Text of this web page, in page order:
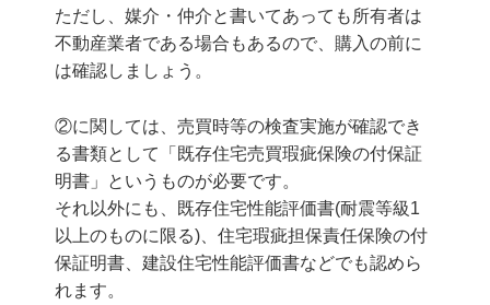
ただし、媒介・仲介と書いてあっても所有者は
不動産業者である場合もあるので、購入の前に
は確認しましょう。
②に関しては、売買時等の検査実施が確認でき
る書類として「既存住宅売買瑕疵保険の付保証
明書」というものが必要です。
それ以外にも、既存住宅性能評価書(耐震等級1
以上のものに限る)、住宅瑕疵担保責任保険の付
保証明書、建設住宅性能評価書などでも認めら
れます。